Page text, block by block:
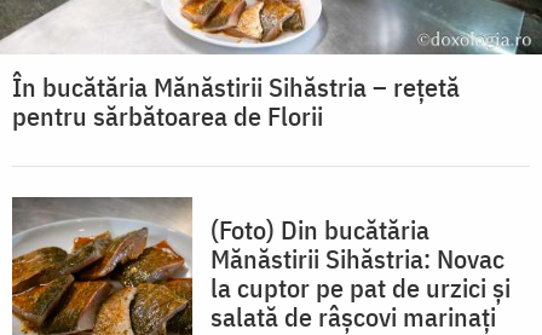
În bucătăria Mănăstirii Sihăstria – rețetă
pentru sărbătoarea de Florii
(Foto) Din bucătăria
Mănăstirii Sihăstria: Novac
la cuptor pe pat de urzici și
salată de râșcovi marinați